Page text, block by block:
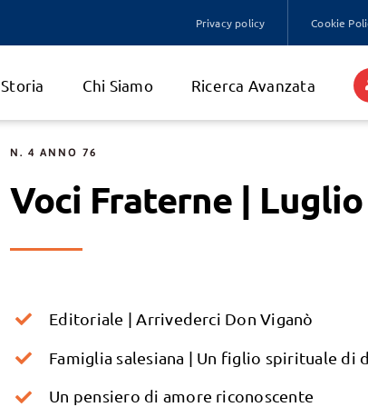
Privacy policy Cookie
Storia Chi Siamo Ricerca Avanzata
N. 4 ANNO 76
Voci Fraterne |
Editoriale | Arrivederci Don Viganò
Famiglia salesiana | Un figlio spirituale di
Un pensiero di amore riconoscente